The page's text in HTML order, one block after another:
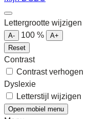
Lettergrootte wijzigen
A- 100 %
A+
Reset
Contrast
Contrast verhogen
Dyslexie
Letterstijl wijzigen
Open mobiel menu